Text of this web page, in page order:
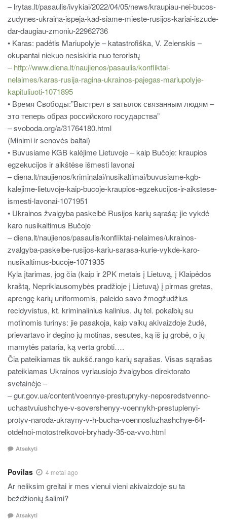
– lrytas.lt/pasaulis/ivykiai/2022/04/05/news/kraupiau-nei-bucos-
zudynes-ukraina-ispeja-kad-siame-mieste-rusijos-kariai-iszude-
dar-daugiau-zmoniu-22962736
• Karas: padėtis Mariupolyje – katastrofiška, V. Zelenskis –
okupantai niekuo nesiskiria nuo teroristų
–http://www.diena.lt/naujienos/pasaulis/konfliktai-
nelaimes/karas-rusija-ragina-ukrainos-pajegas-mariupolyje-
kapituliuoti-1071895
• Время Свободы:”Выстрел в затылок связанным людям –
это теперь образ российского государства”
– svoboda.org/a/31764180.html
(Minimi ir senovės baltai)
• Buvusiame KGB kalėjime Lietuvoje – kaip Bučoje: kraupios
egzekucijos ir aikštėse išmesti lavonai
– diena.lt/naujienos/kriminalai/nusikaltimai/buvusiame-kgb-
kalejime-lietuvoje-kaip-bucoje-kraupios-egzekucijos-ir-aikstese-
ismesti-lavonai-1071951
• Ukrainos žvalgyba paskelbė Rusijos karių sąrašą: jie vykdė
karo nusikaltimus Bučoje
– diena.lt/naujienos/pasaulis/konfliktai-nelaimes/ukrainos-
zvalgyba-paskelbe-rusijos-kariu-sarasa-kurie-vykde-karo-
nusikaltimus-bucoje-1071935
Kyla įtarimas, jog čia (kaip ir 2PK metais į Lietuvą, į Klaipėdos
kraštą, Nepriklausomybės pradžioje į Lietuvą) į pirmas gretas,
aprengę karių uniformomis, paleido savo žmogžudžius
recidyvistus, kt. kriminalinius kalinius. Jų tel. pokalbių su
motinomis turinys: jie pasakoja, kaip vaikų akivaizdoje žudė,
prievartavo ir degino jų motinas, sesutes, ką iš jų grobė, o jų
mamytės pataria, ką verta grobti….
Čia pateikiamas tik aukšč.rango karių sąrašas. Visas sąrašas
pateikiamas Ukrainos vyriausiojo žvalgybos direktorato
svetainėje –
– gur.gov.ua/content/voennye-prestupnyky-neposredstvenno-
uchastvuiushchye-v-sovershenyy-voennykh-prestuplenyi-
protyv-naroda-ukrayny-v-h-bucha-voennosluzhashchye-64-
otdelnoi-motostrelkovoi-bryhady-35-oa-vvo.html
Atsakyti
Povilas 4 metai ago
Ar neliksim greitai ir mes vienui vieni akivaizdoje su ta
beždžionių šalimi?
Atsakyti